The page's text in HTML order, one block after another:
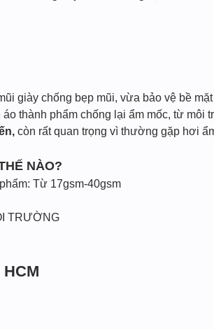
giày chống bẹp mũi, vừa bảo vệ bề
thành phẩm chống lại ẩm mốc, từ môi
còn rất quan trọng vì thường gặp hơi
NÀO?
Từ 17gsm-40gsm
TRƯỜNG